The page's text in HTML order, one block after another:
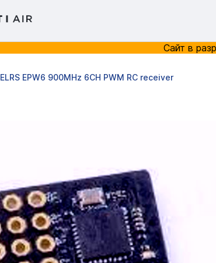
Сайт в
ELRS EPW6 900MHz 6CH PWM RC receiver